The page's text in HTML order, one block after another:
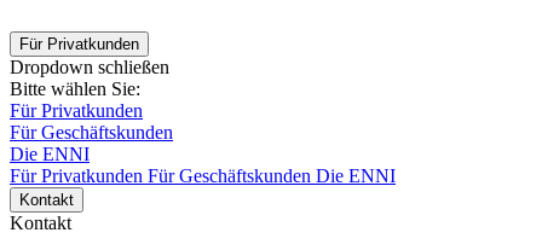
Für Privatkunden
Dropdown schließen
Bitte wählen Sie:
Für Privatkunden
Für Geschäftskunden
Die ENNI
Für Privatkunden Für Geschäftskunden Die ENNI
Kontakt
Kontakt